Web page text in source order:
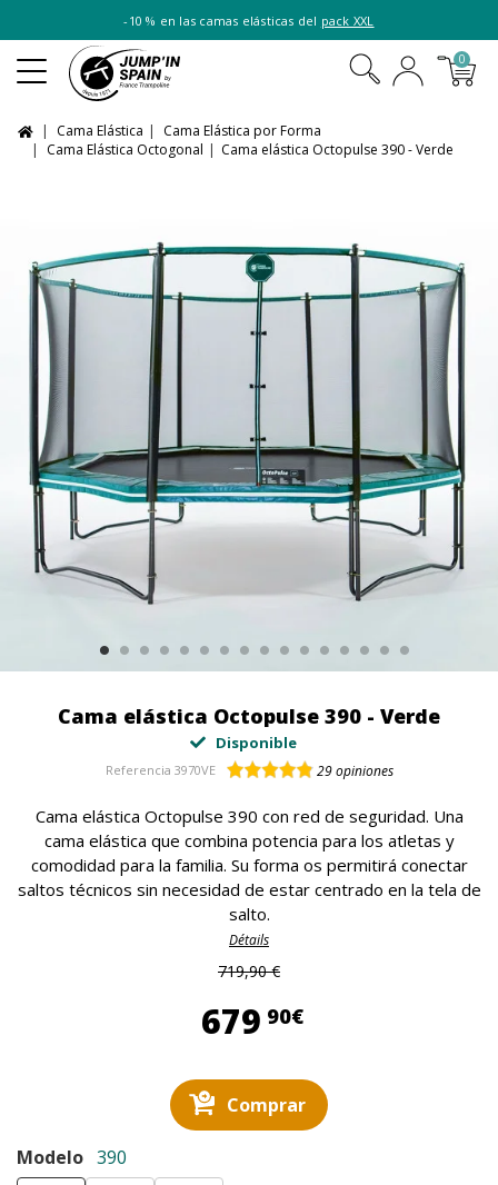
-10 % en las camas elásticas del pack XXL
0
Cama Elástica
Cama Elástica por Forma
Cama Elástica Octogonal
Cama elástica Octopulse 390 - Verde
Cama elástica Octopulse 390 - Verde
Disponible
Referencia 3970VE 29opiniones
Cama elástica Octopulse 390 con red de seguridad. Una
cama elástica que combina potencia para los atletas y
comodidad para la familia. Su forma os permitirá conectar
saltos técnicos sin necesidad de estar centrado en la tela de
salto.
Détails
719,90 €
679 90€679,90 €
Comprar
Modelo 390